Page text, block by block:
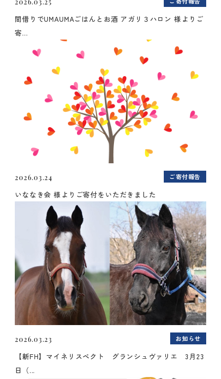
間借りでUMAUMAごはんとお酒 アガリ３ハロン 様よりご
寄...
2026.03.24 ご寄付報告
いななき会 様よりご寄付をいただきました
2026.03.23 お知らせ
【新FH】マイネリスペクト グランシュヴァリエ 3月23
日（...